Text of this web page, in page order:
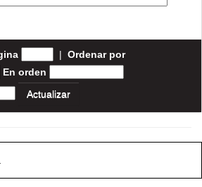
| Ordenar por
En orden